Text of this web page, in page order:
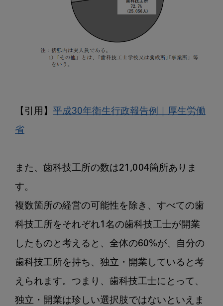
【引用】 平成30年衛生行政報告例｜厚生労働
省
また、歯科技工所の数は21,004箇所ありま
す。
複数箇所の経営の可能性を除き、すべての歯
科技工所をそれぞれ1名の歯科技工士が開業
したものと考えると、全体の60%が、自分の
歯科技工所を持ち、独立・開業していると考
えられます。つまり、歯科技工士にとって、
独立・開業は珍しい選択肢ではないといえま